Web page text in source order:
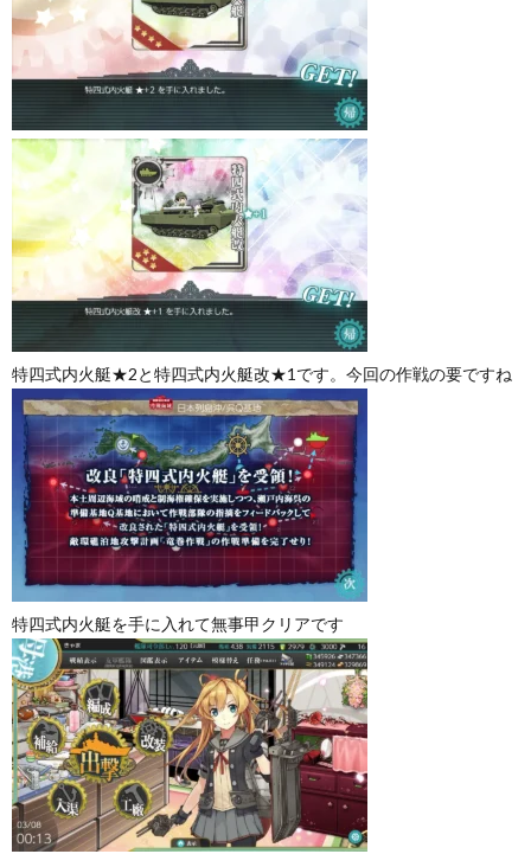
特四式内火艇★2と特四式内火艇改★1です。今回の作戦の要ですね
特四式内火艇を手に入れて無事甲クリアです